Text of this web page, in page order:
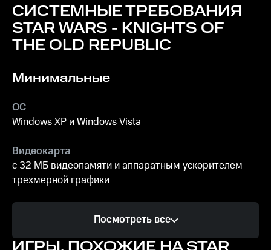
СИСТЕМНЫЕ ТРЕБОВАНИЯ
STAR WARS - KNIGHTS OF
THE OLD REPUBLIC
Минимальные
ОС
Windows XP и Windows Vista
Видеокарта
с 32 МБ видеопамяти и аппаратным ускорителем
трехмерной графики
Intel Pentium 3 или AMD Athlon с тактовой частотой 1
ГГц
Посмотреть все